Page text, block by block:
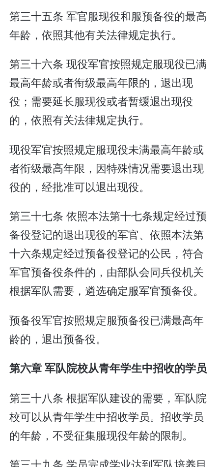
第三十五条 军官服现役和服预备役的最高
年龄，依照其他有关法律规定执行。
第三十六条 现役军官按照规定服现役已满
最高年龄或者衔级最高年限的，退出现
役；需要延长服现役或者暂缓退出现役
的，依照有关法律规定执行。
现役军官按照规定服现役未满最高年龄或
者衔级最高年限，因特殊情况需要退出现
役的，经批准可以退出现役。
第三十七条 依照本法第十七条规定经过预
备役登记的退出现役的军官、依照本法第
十六条规定经过预备役登记的公民，符合
军官预备役条件的，由部队会同兵役机关
根据军队需要，遴选确定服军官预备役。
预备役军官按照规定服预备役已满最高年
龄的，退出预备役。
第六章 军队院校从青年学生中招收的学员
第三十八条 根据军队建设的需要，军队院
校可以从青年学生中招收学员。招收学员
的年龄，不受征集服现役年龄的限制。